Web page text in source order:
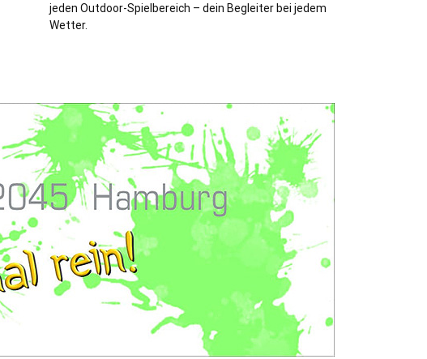
jeden Outdoor-Spielbereich – dein Begleiter bei jedem
Wetter.